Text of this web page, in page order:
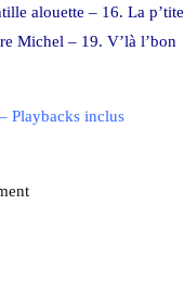
alouette – 16. La p’tite
Michel – 19. V’là l’bon
Playbacks inclus